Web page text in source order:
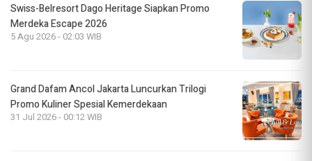
Swiss-Belresort Dago Heritage Siapkan Promo
Merdeka Escape 2026
5 Agu 2026 - 02:03 WIB
Grand Dafam Ancol Jakarta Luncurkan Trilogi
Promo Kuliner Spesial Kemerdekaan
31 Jul 2026 - 00:12 WIB